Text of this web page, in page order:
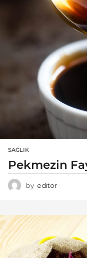
SAĞLIK
Pekmezin
by editor